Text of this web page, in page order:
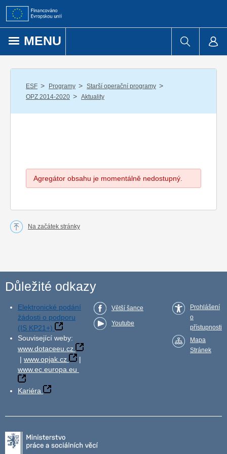
Přejít k obsahu
MENU
ESF / Programy / Starší operační programy /
OPZ 2014-2020 / Aktuality
Agregátor obsahu je momentálně nedostupný.
Na začátek stránky
Důležité odkazy
Elektronické podání
žádosti o podporu
(IS KP21+)
Související weby:
www.dotaceeu.cz
| www.opjak.cz
|
www.ec.europa.eu
Kariéra
Větší šance
Youtube
Prohlášení
o
přístupnosti
Mapa
Stránek